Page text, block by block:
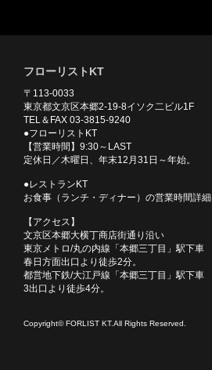
フローリストKT
〒113-0033
東京都文京区本郷2-19-8イソク二ビル1F
TEL＆FAX 03-3815-9240
●フローリストKT
【営業時間】9:30～LAST
定休日／木曜日、年末12月31日～年始。
●レストランKT
お食事（ランチ・ディナー）の営業時間詳
【アクセス】
文京区本郷大横丁商店街通り沿い
東京メトロ/丸の内線「本郷三丁目」駅下車
春日方面出口より徒歩2分。
都営地下鉄/大江戸線「本郷三丁目」駅下車
3出口より徒歩4分。
Copyright© FORLIST KT.All Rights Reserved.